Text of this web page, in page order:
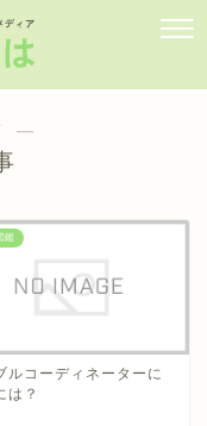
―
鑑
ルコーディネーターに
は？